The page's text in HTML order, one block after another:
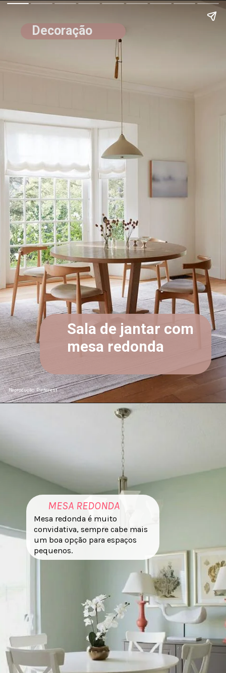
Reprodução: Pinterest
Decoração
Sala de jantar com
mesa redonda
MESA REDONDA
Mesa redonda é muito
convidativa, sempre cabe mais
um boa opção para espaços
pequenos.